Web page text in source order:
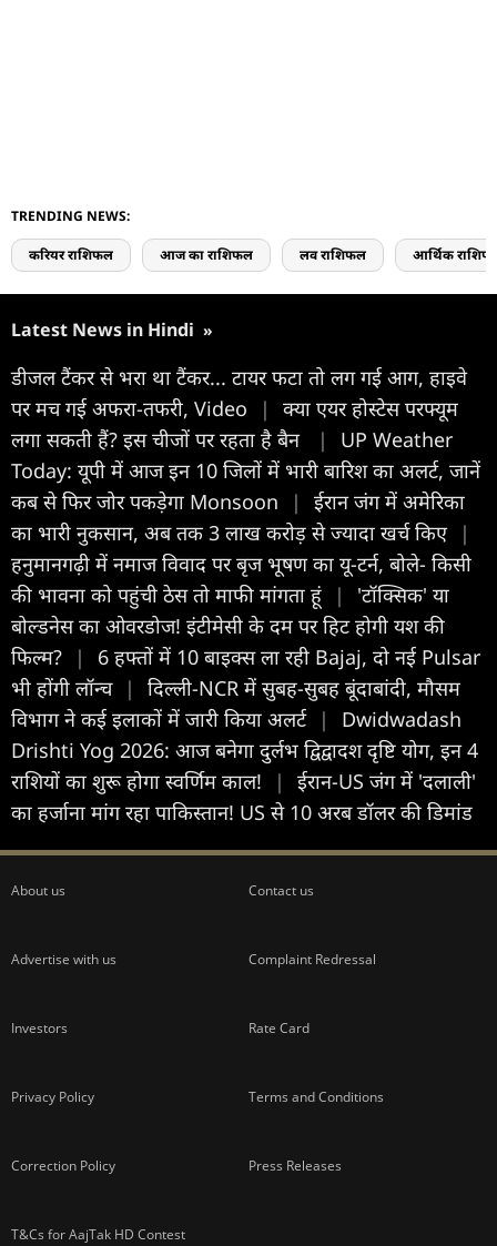
TRENDING NEWS:
करियर राशिफल आज का राशिफल लव राशिफल आर्थिक
Latest News in Hindi »
डीजल टैंकर से भरा था टैंकर... टायर फटा तो लग गई आग, हाइवे
पर मच गई अफरा-तफरी, Video
|
क्या एयर होस्टेस परफ्यूम
लगा सकती हैं? इस चीजों पर रहता है बैन
|
UP Weather
Today: यूपी में आज इन 10 जिलों में भारी बारिश का अलर्ट, जानें
कब से फिर जोर पकड़ेगा Monsoon
|
ईरान जंग में अमेरिका
का भारी नुकसान, अब तक 3 लाख करोड़ से ज्यादा खर्च किए |
हनुमानगढ़ी में नमाज विवाद पर बृज भूषण का यू-टर्न, बोले- किसी
की भावना को पहुंची ठेस तो माफी मांगता हूं
|
'टॉक्सिक' या
बोल्डनेस का ओवरडोज! इंटीमेसी के दम पर हिट होगी यश की
फिल्म?
|
6 हफ्तों में 10 बाइक्स ला रही Bajaj, दो नई Pulsar
भी होंगी लॉन्च |
दिल्ली-NCR में सुबह-सुबह बूंदाबांदी, मौसम
विभाग ने कई इलाकों में जारी किया अलर्ट |
Dwidwadash
Drishti Yog 2026: आज बनेगा दुर्लभ द्विद्वादश दृष्टि योग, इन 4
राशियों का शुरू होगा स्वर्णिम काल!
|
ईरान-US जंग में 'दलाली'
का हर्जाना मांग रहा पाकिस्तान! US से 10 अरब डॉलर की डिमांड
About us Contact us
Advertise with us Complaint Redressal
Investors Rate Card
Privacy Policy Terms and Conditions
Correction Policy Press Releases
T&Cs for AajTak HD Contest